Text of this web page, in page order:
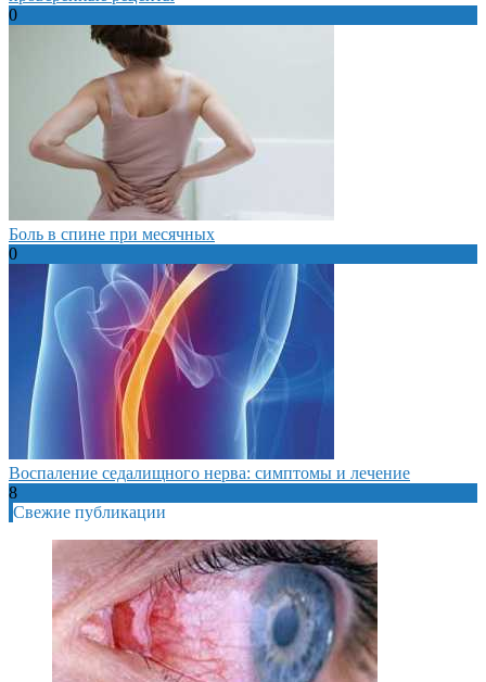
0
Боль в спине при месячных
0
Воспаление седалищного нерва: симптомы и лечение
8
Свежие публикации